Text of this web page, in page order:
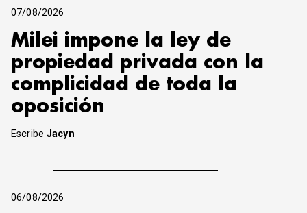
07/08/2026
Milei impone la ley de
propiedad privada con la
complicidad de toda la
oposición
EscribeJacyn
06/08/2026